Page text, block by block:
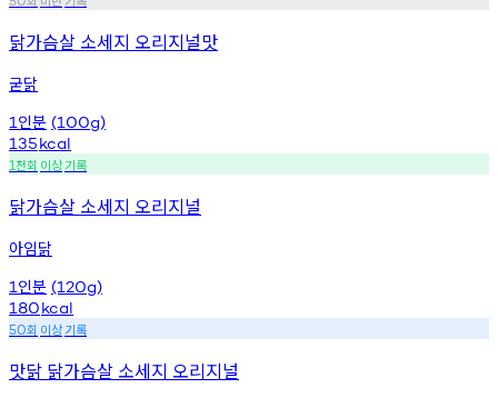
닭가슴살 소세지 오리지널맛
굳닭
1 인분 (100g)
135kcal
1천회 이상기록
닭가슴살 소세지 오리지널
아임닭
1 인분 (120g)
180kcal
50회 이상기록
맛닭 닭가슴살 소세지 오리지널